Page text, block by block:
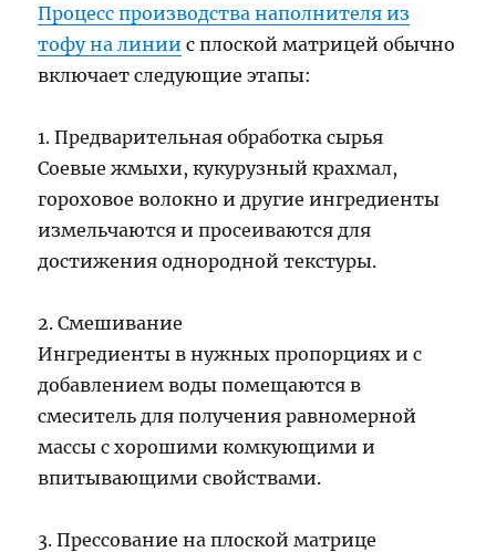
Процесс производства наполнителя из
тофу на линии с плоской матрицей обычно
включает следующие этапы:
1. Предварительная обработка сырья
Соевые жмыхи, кукурузный крахмал,
гороховое волокно и другие ингредиенты
измельчаются и просеиваются для
достижения однородной текстуры.
2. Смешивание
Ингредиенты в нужных пропорциях и с
добавлением воды помещаются в
смеситель для получения равномерной
массы с хорошими комкующими и
впитывающими свойствами.
3. Прессование на плоской матрице